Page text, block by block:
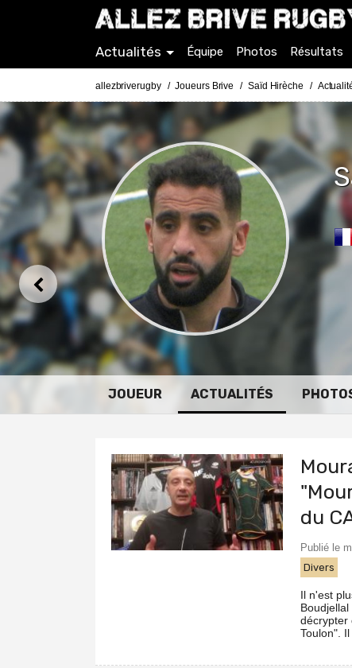
Actualités Équipe Photos Résultats
allezbriverugby Joueurs Brive Saïd Hirèche
JOUEUR ACTUALITÉS
du
Publié le
Divers
Il n'est
décrypter
Toulon".